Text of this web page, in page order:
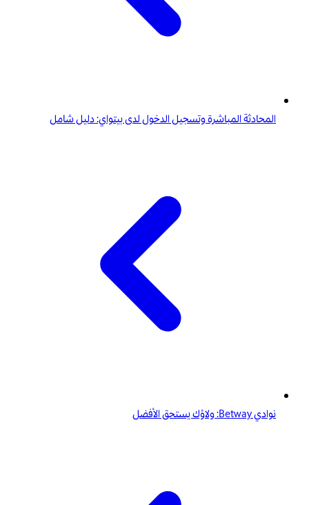
المحادثة المباشرة وتسجيل الدخول لدى بيتواي: دليل شامل
نوادي Betway: ولاؤك يستحق الأفضل